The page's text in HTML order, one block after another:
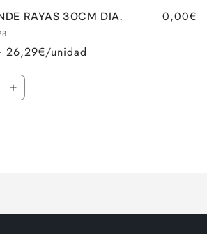
RAYAS 30CM DIA.
26,29€/unidad
0,00€
Aumentar